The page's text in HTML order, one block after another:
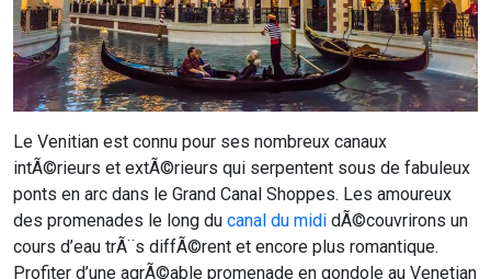
Le Venitian est connu pour ses nombreux canaux
intÃ©rieurs et extÃ©rieurs qui serpentent sous de fabuleux
ponts en arc dans le Grand Canal Shoppes. Les amoureux
des promenades le long du canal du midi dÃ©couvrirons un
cours d’eau trÃ¨s diffÃ©rent et encore plus romantique.
Profiter d’une agrÃ©able promenade en gondole au Venetian